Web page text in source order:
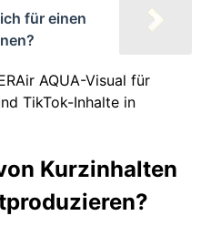
für einen
Kurzinhalten